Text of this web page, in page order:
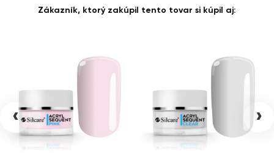
Zákazník, ktorý zakúpil tento tovar si kúpil aj:
‹ ›